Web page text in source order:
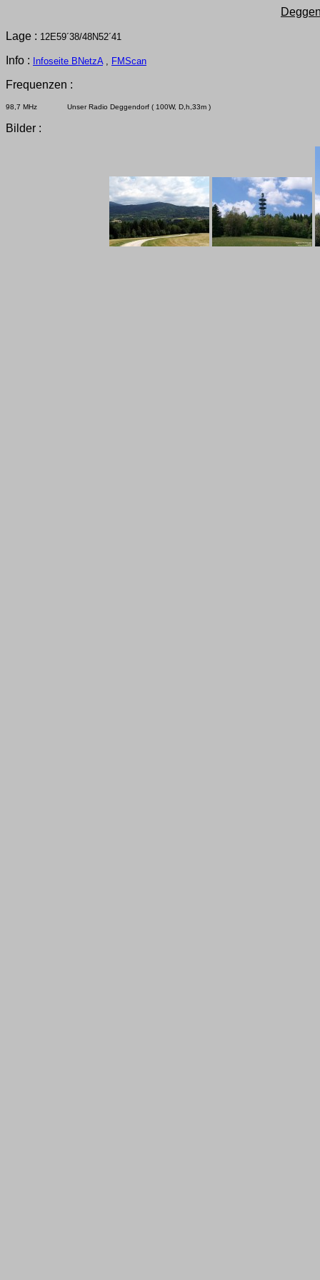
Lage : 12E59´38/48N52´41
Info : Infoseite BNetzA, FMScan
Frequenzen :
98,7 MHz Unser Radio Deggendorf ( 100W, D,h,33m )
Bilder :